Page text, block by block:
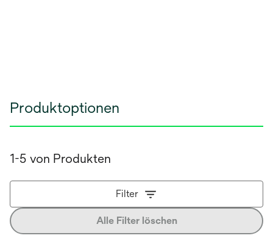
Produktoptionen
1-5 von Produkten
Filter
Alle Filter löschen